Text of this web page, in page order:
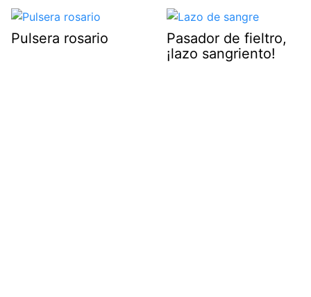
Pulsera rosario
Pasador de fieltro,
¡lazo sangriento!